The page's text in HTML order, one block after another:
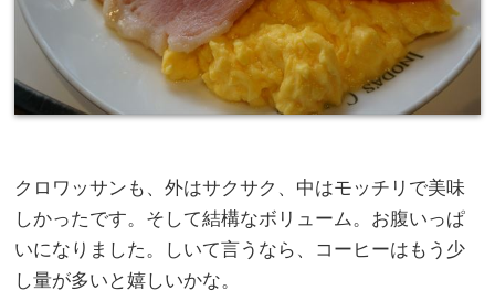
クロワッサンも、外はサクサク、中はモッチリで美味
しかったです。そして結構なボリューム。お腹いっぱ
いになりました。しいて言うなら、コーヒーはもう少
し量が多いと嬉しいかな。